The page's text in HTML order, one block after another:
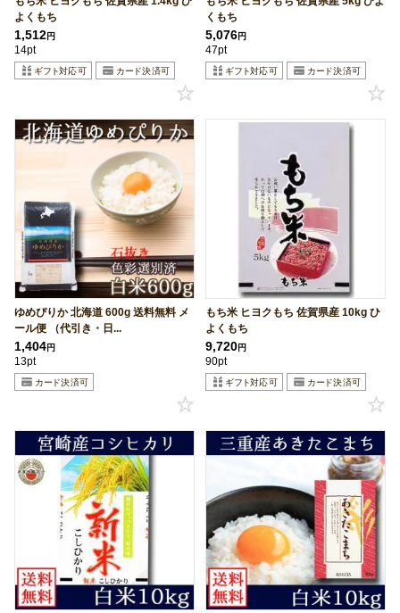
よくもち
1,512円
14pt
くもち
5,076円
47pt
ゆめぴりか 北海道 600g 送料無料 メ
ール便 （代引き・日...
1,404円
13pt
もち米 ヒヨクもち 佐賀県産 10kg ひ
よくもち
9,720円
90pt